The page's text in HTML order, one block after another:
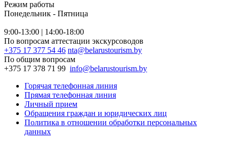
Режим работы
Понедельник - Пятница
9:00-13:00 | 14:00-18:00
По вопросам аттестации экскурсоводов
+375 17 377 54 46 nta@belarustourism.by
По общим вопросам
+375 17 378 71 99 info@belarustourism.by
Горячая телефонная линия
Прямая телефонная линия
Личный прием
Обращения граждан и юридических лиц
Политика в отношении обработки персональных
данных